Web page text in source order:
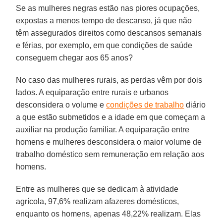
Se as mulheres negras estão nas piores ocupações,
expostas a menos tempo de descanso, já que não
têm assegurados direitos como descansos semanais
e férias, por exemplo, em que condições de saúde
conseguem chegar aos 65 anos?
No caso das mulheres rurais, as perdas vêm por dois
lados. A equiparação entre rurais e urbanos
desconsidera o volume econdições de trabalho diário
a que estão submetidos e a idade em que começam a
auxiliar na produção familiar. A equiparação entre
homens e mulheres desconsidera o maior volume de
trabalho doméstico sem remuneração em relação aos
homens.
Entre as mulheres que se dedicam à atividade
agrícola, 97,6% realizam afazeres domésticos,
enquanto os homens, apenas 48,22% realizam. Elas